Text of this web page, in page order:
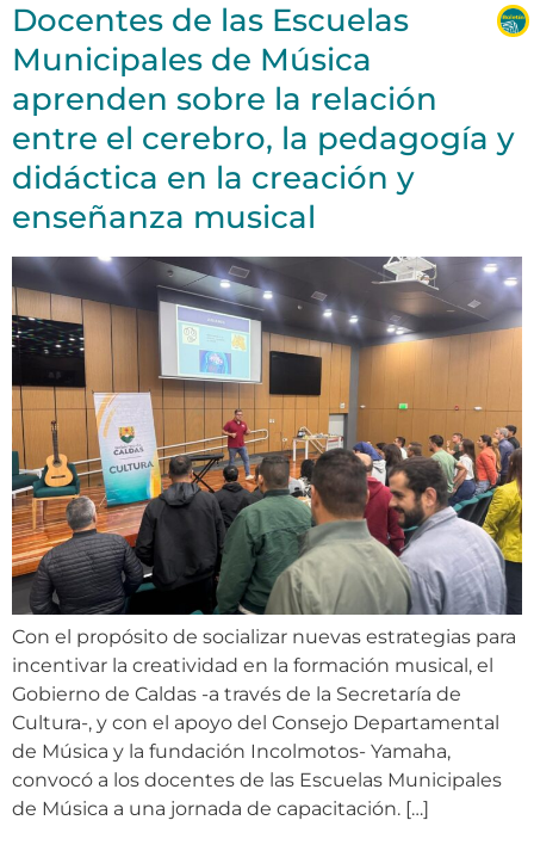
Docentes de las Escuelas
Municipales de Música
aprenden sobre la relación
entre el cerebro, la pedagogía y
didáctica en la creación y
enseñanza musical
Con el propósito de socializar nuevas estrategias para
incentivar la creatividad en la formación musical, el
Gobierno de Caldas -a través de la Secretaría de
Cultura-, y con el apoyo del Consejo Departamental
de Música y la fundación Incolmotos- Yamaha,
convocó a los docentes de las Escuelas Municipales
de Música a una jornada de capacitación. […]